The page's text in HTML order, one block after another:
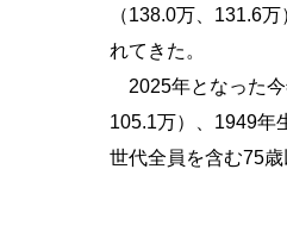
（138.0万、 131.6万
れてきた。
2025年となった今
105.1万）、 1949年
世代全員を含む75